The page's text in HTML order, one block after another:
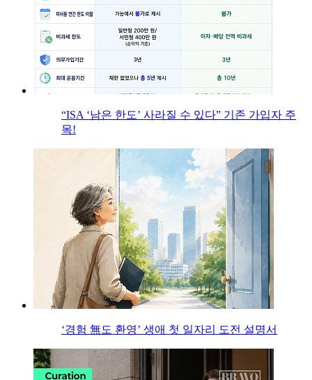
“ISA ‘남은 한도’ 사라질 수 있다” 기존 가입자 주
목!
‘경험 無도 환영’ 생애 첫 일자리 도전 설명서